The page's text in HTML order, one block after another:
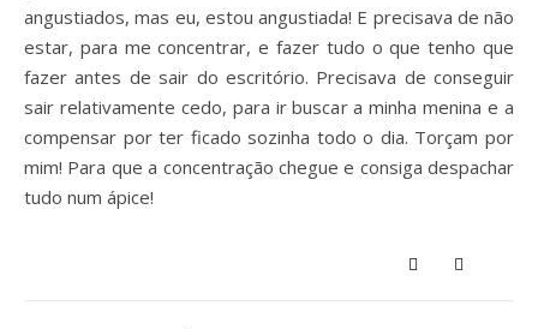
angustiados, mas eu, estou angustiada! E precisava de não
estar, para me concentrar, e fazer tudo o que tenho que
fazer antes de sair do escritório. Precisava de conseguir
sair relativamente cedo, para ir buscar a minha menina e a
compensar por ter ficado sozinha todo o dia. Torçam por
mim! Para que a concentração chegue e consiga despachar
tudo num ápice!